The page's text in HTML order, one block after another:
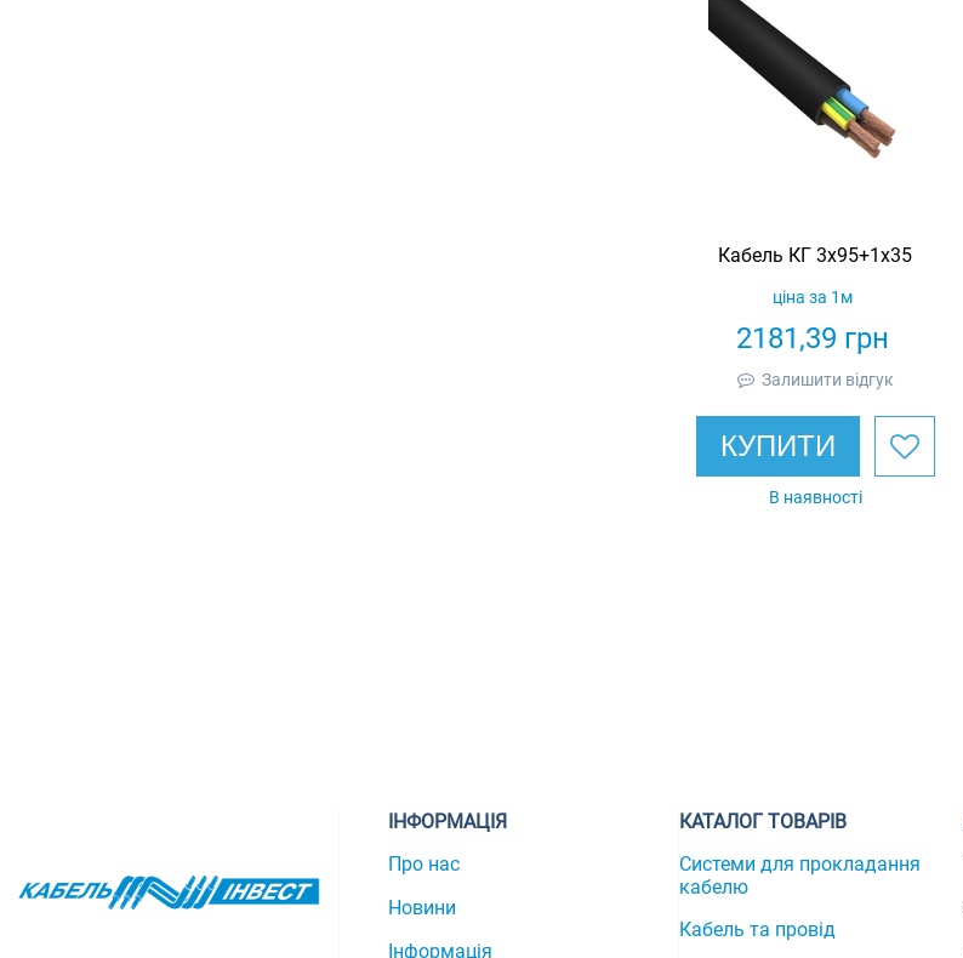
Кабель КГ 3х95+1х35
2181,39 грн
ціна за 1м
Залишити відгук
КУПИТИ
В наявності
ІНФОРМАЦІЯ
Про нас
Новини
Інформація
КАТАЛОГ ТОВАРІВ
Системи для прокладання
кабелю
Кабель та провід